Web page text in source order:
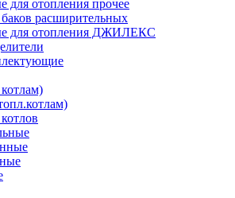
для отопления прочее
расширительных
для отопления ДЖИЛЕКС